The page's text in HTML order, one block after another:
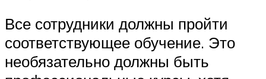
Все сотрудники должны пройти
соответствующее обучение. Это
необязательно должны быть